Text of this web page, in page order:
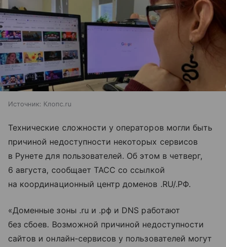
Источник: Клопс.ru
Технические сложности у операторов могли быть
причиной недоступности некоторых сервисов
в Рунете для пользователей. Об этом в четверг,
6 августа, сообщает ТАСС со ссылкой
на координационный центр доменов .RU/.РФ.
«Доменные зоны .ru и .рф и DNS работают
без сбоев. Возможной причиной недоступности
сайтов и онлайн-сервисов у пользователей могут